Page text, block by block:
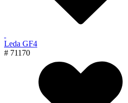
Leda GF4
# 71170